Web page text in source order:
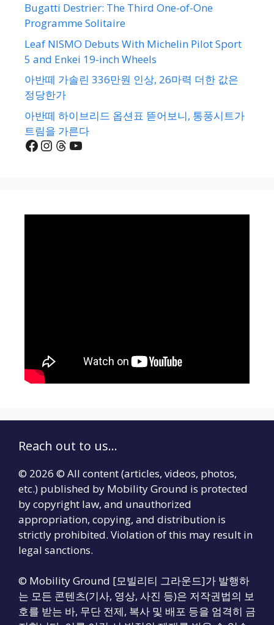
Bugatti Destrier: The Third One-of-One
Programme Solitaire
Leaf NISMO Debuts With Michelin Pilot Sport
5 and Enkei 19-inch Wheels
아반떼 가솔린 336만원 인상, 26마력 더한 값은
정당한가
아반떼 하이브리드 옵션표 뜯어보니, 통풍시트가
트림을 가른다
Facebook
Instagram
Threads
YouTube
Reach out to us...
© 2026 © All content (articles, videos, photos,
etc.) published by Mobility Ground is protected
by copyright law, and unauthorized
appropriation, copying, and distribution is
strictly prohibited. Violation of this may result in
legal sanctions.
© Mobility Ground [모빌리티 그라운드]가 발행하
는 모든 콘텐츠(기사, 영상, 사진 등)은 저작권법의 보
호를 받는 바, 무단 전제, 복사 및 배포 등을 엄격히 금